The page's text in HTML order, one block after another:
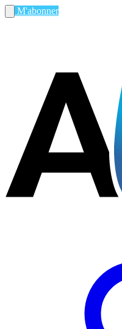
M'abonner